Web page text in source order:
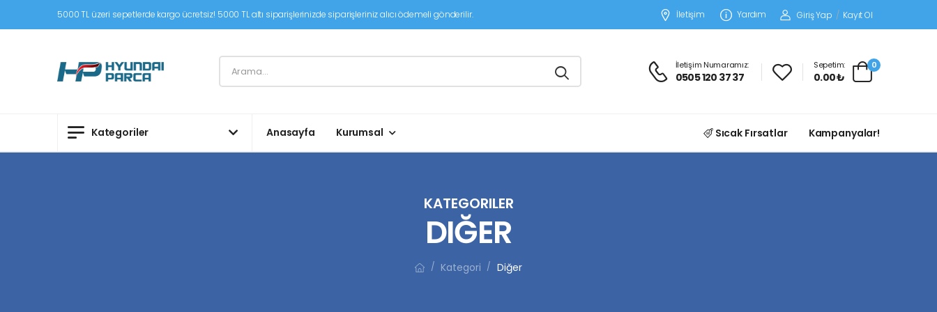
5000 TL üzeri sepetlerde kargo ücretsiz! 5000 TL altı siparişlerinizde siparişleriniz alıcı ödemeli gönderilir. İletişim Yardım Giriş Yap / Kayıt Ol
İletişim Numaramız:
0505 120 37 37
Sepetim:
0.00 ₺
0
Kategoriler Anasayfa Kurumsal Sıcak Fırsatlar Kampanyalar!
KATEGORILER
DIĞER
/ Kategori / Diğer